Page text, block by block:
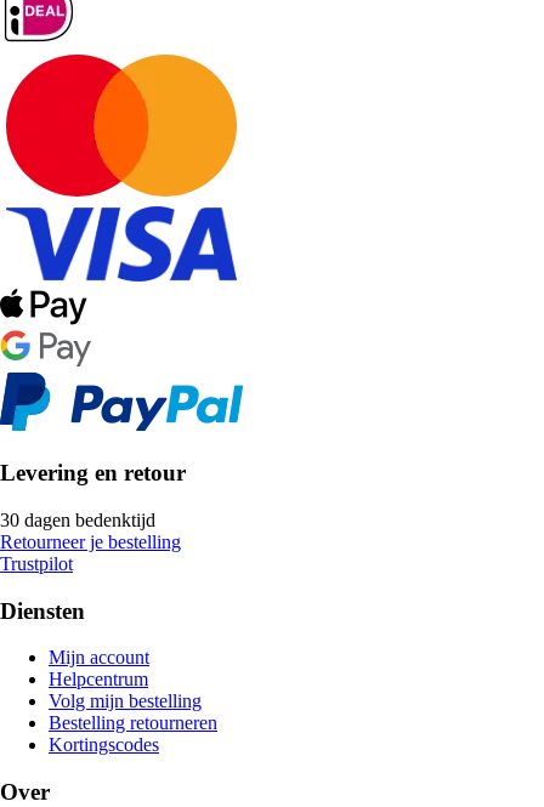
Levering en retour
30 dagen bedenktijd
Retourneer je bestelling
Trustpilot
Diensten
Mijn account
Helpcentrum
Volg mijn bestelling
Bestelling retourneren
Kortingscodes
Over